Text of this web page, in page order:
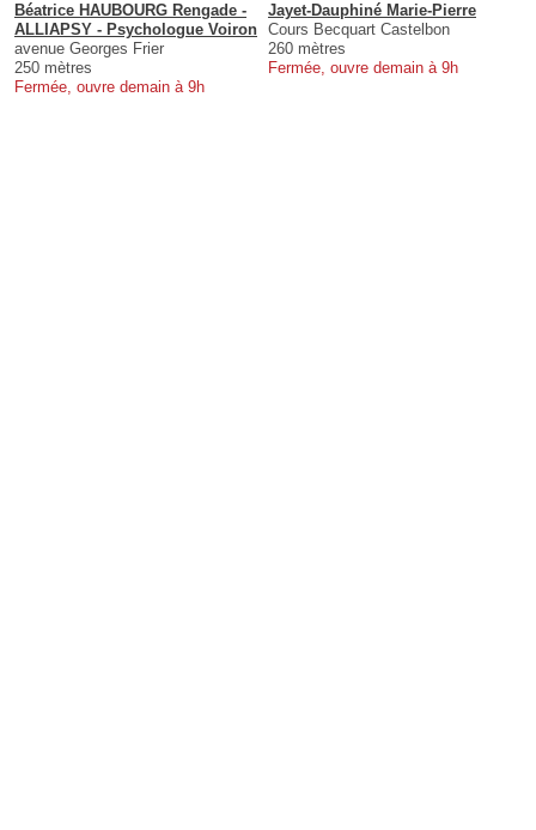
Béatrice HAUBOURG Rengade -
ALLIAPSY - Psychologue Voiron
avenue Georges Frier
250 mètres
Fermée, ouvre demain à 9h
Jayet-Dauphiné Marie-Pierre
Cours Becquart Castelbon
260 mètres
Fermée, ouvre demain à 9h